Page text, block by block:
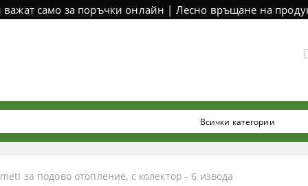
важат само за поръчки онлайн | Лесно връщане на
за подово отопление, с колектор - 6 извода